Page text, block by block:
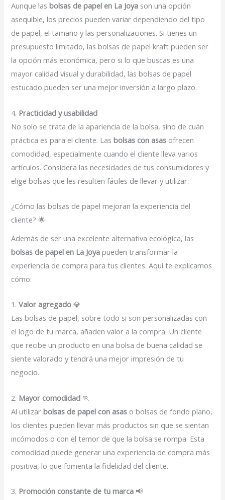
Aunque lasbolsas de papel en La Joya son una opción
asequible, los precios pueden variar dependiendo del tipo
de papel, el tamaño y las personalizaciones. Si tienes un
presupuesto limitado, las bolsas de papel kraft pueden ser
la opción más económica, pero si lo que buscas es una
mayor calidad visual y durabilidad, las bolsas de papel
estucado pueden ser una mejor inversión a largo plazo.
4. Practicidad y usabilidad
No solo se trata de la apariencia de la bolsa, sino de cuán
práctica es para el cliente. Lasbolsas con asas ofrecen
comodidad, especialmente cuando el cliente lleva varios
artículos. Considera las necesidades de tus consumidores y
elige bolsas que les resulten fáciles de llevar y utilizar.
¿Cómo las bolsas de papel mejoran la experiencia del
cliente? 🌟
Además de ser una excelente alternativa ecológica, las
bolsas de papel en La Joya pueden transformar la
experiencia de compra para tus clientes. Aquí te explicamos
cómo:
1.Valor agregado 💎
Las bolsas de papel, sobre todo si son personalizadas con
el logo de tu marca, añaden valor a la compra. Un cliente
que recibe un producto en una bolsa de buena calidad se
siente valorado y tendrá una mejor impresión de tu
negocio.
2. Mayor comodidad 🏃
Al utilizarbolsas de papel con asas o bolsas de fondo plano,
los clientes pueden llevar más productos sin que se sientan
incómodos o con el temor de que la bolsa se rompa. Esta
comodidad puede generar una experiencia de compra más
positiva, lo que fomenta la fidelidad del cliente.
3. Promoción constante de tu marca 📢